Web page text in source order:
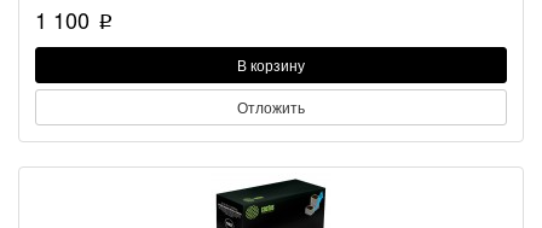
1 100 p
В корзину
Отложить